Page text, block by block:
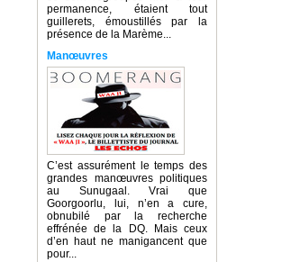
permanence, étaient tout
guillerets, émoustillés par la
présence de la Marème...
Manœuvres
C’est assurément le temps des
grandes manœuvres politiques
au Sunugaal. Vrai que
Goorgoorlu, lui, n’en a cure,
obnubilé par la recherche
effrénée de la DQ. Mais ceux
d’en haut ne manigancent que
pour...